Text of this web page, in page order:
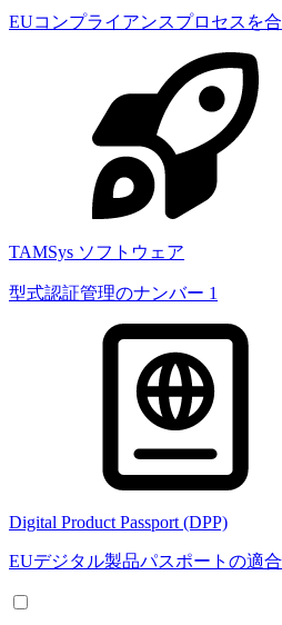
EUコンプライアンスプロセスを
TAMSys ソフトウェア
型式認証管理のナンバー 1
Digital Product Passport (DPP)
EUデジタル製品パスポートの適